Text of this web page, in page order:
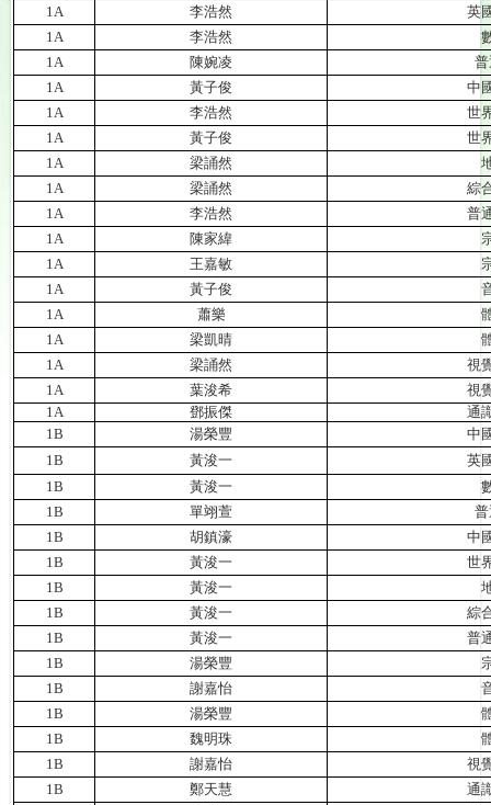
1A
李浩然
英
1A
李浩然
1A
陳婉凌
1A
黃子俊
中
1A
李浩然
世
1A
黃子俊
世
1A
梁誦然
1A
梁誦然
綜
1A
李浩然
普
1A
陳家緯
1A
王嘉敏
1A
黃子俊
1A
蕭樂
1A
梁凱晴
1A
梁誦然
視
1A
葉浚希
視
1A
鄧振傑
通
1B
湯榮豐
中
1B
黃浚一
英
1B
黃浚一
1B
單翊萱
1B
胡鎮濠
中
1B
黃浚一
世
1B
黃浚一
1B
黃浚一
綜
1B
黃浚一
普
1B
湯榮豐
1B
謝嘉怡
1B
湯榮豐
1B
魏明珠
1B
謝嘉怡
視
1B
鄭天慧
通